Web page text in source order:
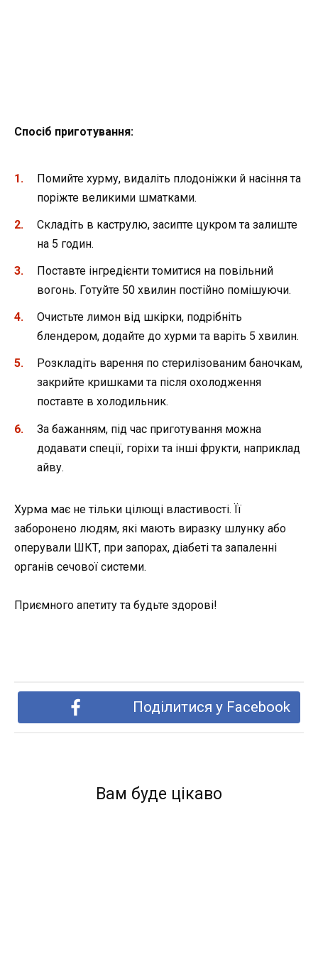
Спосіб приготування:
Помийте хурму, видаліть плодоніжки й насіння та
поріжте великими шматками.
Складіть в каструлю, засипте цукром та залиште
на 5 годин.
Поставте інгредієнти томитися на повільний
вогонь. Готуйте 50 хвилин постійно помішуючи.
Очистьте лимон від шкірки, подрібніть
блендером, додайте до хурми та варіть 5 хвилин.
Розкладіть варення по стерилізованим баночкам,
закрийте кришками та після охолодження
поставте в холодильник.
За бажанням, під час приготування можна
додавати спеції, горіхи та інші фрукти, наприклад
айву.
Хурма має не тільки цілющі властивості. Її
заборонено людям, які мають виразку шлунку або
оперували ШКТ, при запорах, діабеті та запаленні
органів сечової системи.
Приємного апетиту та будьте здорові!
Поділитися у Facebook
Вам буде цікаво